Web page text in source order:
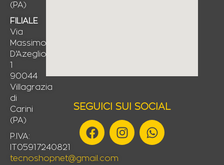
(PA)
FILIALE
Via
Massimo
D’Azeglio,
1
90044
Villagrazia
di
Carini
(PA)
P.IVA:
IT05917240821
tecnoshopnet@gmail.com
SEGUICI SUI SOCIAL
F
a
I
n
W
h